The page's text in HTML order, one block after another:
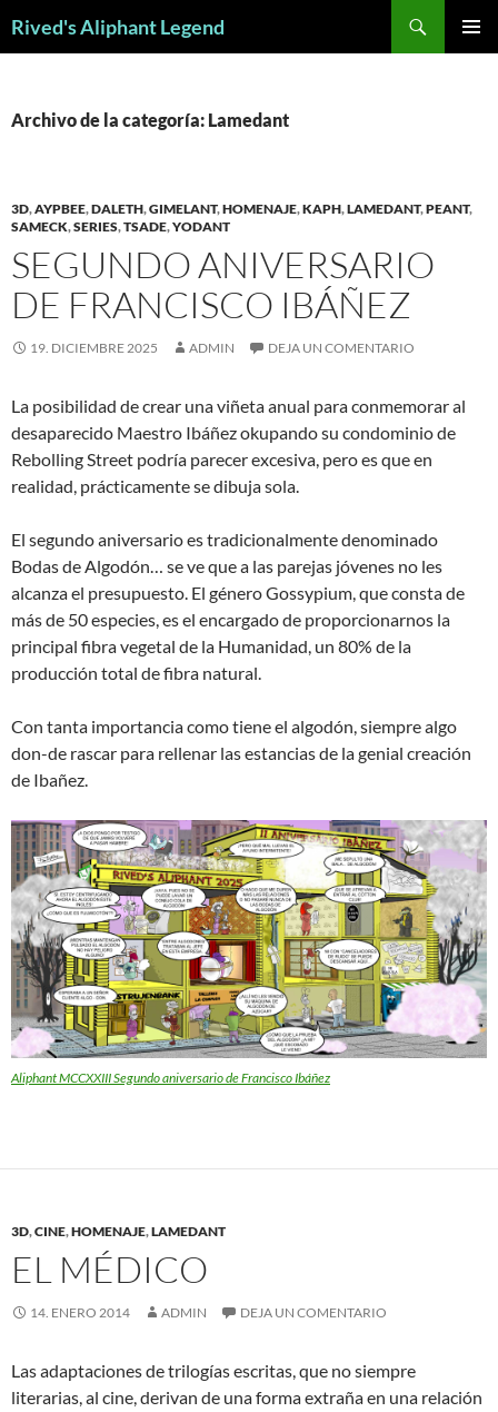
Rived's Aliphant Legend
Archivo de la categoría: Lamedant
3D,AYPBEE,DALETH,GIMELANT,HOMENAJE,KAPH,LAMEDANT,PEANT,
SAMECK,SERIES,TSADE,YODANT
SEGUNDO ANIVERSARIO
DE FRANCISCO IBÁÑEZ
19. DICIEMBRE 2025 ADMIN DEJA UN COMENTARIO
La posibilidad de crear una viñeta anual para conmemorar al
desaparecido Maestro Ibáñez okupando su condominio de
Rebolling Street podría parecer excesiva, pero es que en
realidad, prácticamente se dibuja sola.
El segundo aniversario es tradicionalmente denominado
Bodas de Algodón… se ve que a las parejas jóvenes no les
alcanza el presupuesto. El género Gossypium, que consta de
más de 50 especies, es el encargado de proporcionarnos la
principal fibra vegetal de la Humanidad, un 80% de la
producción total de fibra natural.
Con tanta importancia como tiene el algodón, siempre algo
don-de rascar para rellenar las estancias de la genial creación
de Ibañez.
Aliphant MCCXXIII Segundo aniversario de Francisco Ibáñez
3D,CINE,HOMENAJE,LAMEDANT
EL MÉDICO
14. ENERO 2014 ADMIN DEJA UN COMENTARIO
Las adaptaciones de trilogías escritas, que no siempre
literarias, al cine, derivan de una forma extraña en una relación